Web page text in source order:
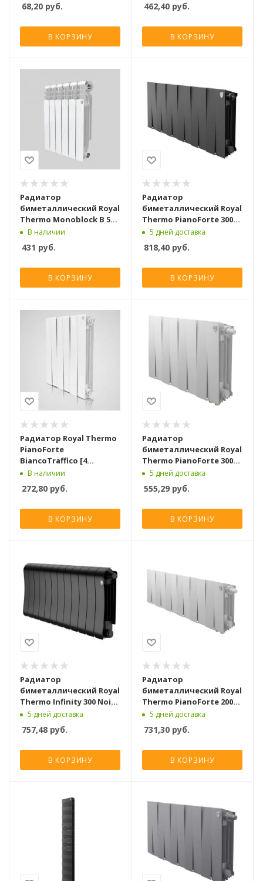
68,20 руб.
В КОРЗИНУ
462,40 руб.
В КОРЗИНУ
Радиатор
биметаллический Royal
Thermo Monoblock B 500
[10 секций]
В наличии
431 руб.
В КОРЗИНУ
Радиатор
биметаллический Royal
Thermo PianoForte 300
Чёрный [12 секций]
5 дней доставка
818,40 руб.
В КОРЗИНУ
Радиатор Royal Thermo
PianoForte
BiancoTraffico [4
секции]
В наличии
272,80 руб.
В КОРЗИНУ
Радиатор
биметаллический Royal
Thermo PianoForte 300
Белый VR80 [8 секций]
5 дней доставка
555,29 руб.
В КОРЗИНУ
Радиатор
биметаллический Royal
Thermo Infinity 300 Noir
Sable VR80 [12 секций]
5 дней доставка
757,48 руб.
В КОРЗИНУ
Радиатор
биметаллический Royal
Thermo PianoForte 200
Белый VR80 [12 секций]
5 дней доставка
731,30 руб.
В КОРЗИНУ